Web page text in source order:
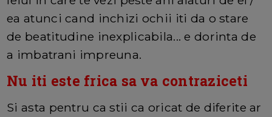
ea atunci cand inchizi ochii iti da o stare
de beatitudine inexplicabila... e dorinta de
a imbatrani impreuna.
Nu iti este frica sa va contraziceti
Si asta pentru ca stii ca oricat de diferite ar